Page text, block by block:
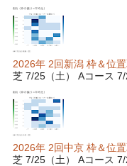
2026年 2回新潟 枠＆位
芝 7/25（土） Aコース
2026年 2回中京 枠＆位
芝 7/25（土） Aコース